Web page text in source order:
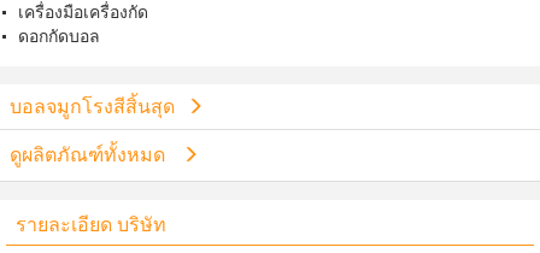
เครื่องมือเครื่องกัด
ดอกกัดบอล
บอลจมูกโรงสีสิ้นสุด
ดูผลิตภัณฑ์ทั้งหมด
รายละเอียด บริษัท